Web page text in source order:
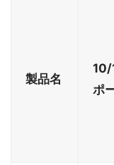
製品名
ポ